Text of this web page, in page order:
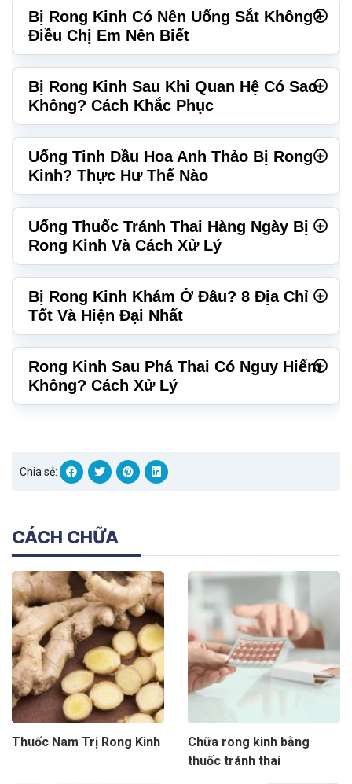
Bị Rong Kinh Có Nên Uống Sắt Không?
Điều Chị Em Nên Biết
Bị Rong Kinh Sau Khi Quan Hệ Có Sao
Không? Cách Khắc Phục
Uống Tinh Dầu Hoa Anh Thảo Bị Rong
Kinh? Thực Hư Thế Nào
Uống Thuốc Tránh Thai Hàng Ngày Bị
Rong Kinh Và Cách Xử Lý
Bị Rong Kinh Khám Ở Đâu? 8 Địa Chỉ
Tốt Và Hiện Đại Nhất
Rong Kinh Sau Phá Thai Có Nguy Hiểm
Không? Cách Xử Lý
Chia sẻ:
CÁCH CHỮA
Thuốc Nam Trị Rong Kinh
Chữa rong kinh bằng
thuốc tránh thai